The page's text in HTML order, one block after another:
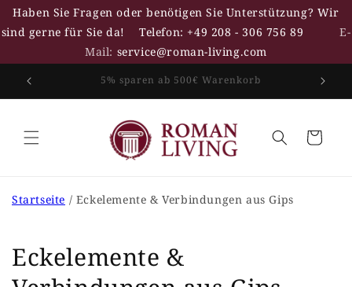
zum
Inhalt
Haben Sie Fragen oder benötigen Sie Unterstützung? Wir
sind gerne für Sie da!
Telefon: +49 208 - 306 756 89
E-
Mail: service@roman-living.com
10% sparen ab 1000€ Warenkorb
Warenkorb
Startseite Eckelemente & Verbindungen aus Gips
Eckelemente &